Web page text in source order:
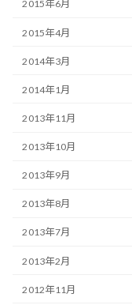
2015年6月
2015年4月
2014年3月
2014年1月
2013年11月
2013年10月
2013年9月
2013年8月
2013年7月
2013年2月
2012年11月